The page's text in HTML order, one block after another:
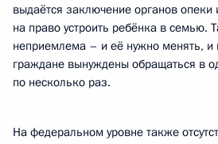
выдаётся заключение органов опеки
на право устроить ребёнка в семью.
неприемлема – и её нужно менять, и
граждане вынуждены обращаться в
по несколько раз.
На федеральном уровне также